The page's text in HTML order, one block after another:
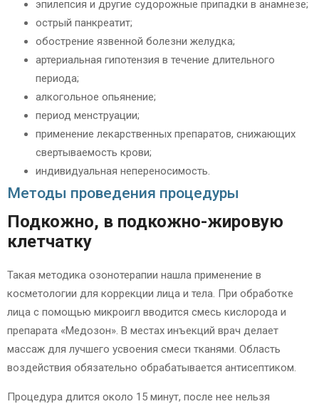
эпилепсия и другие судорожные припадки в анамнезе;
острый панкреатит;
обострение язвенной болезни желудка;
артериальная гипотензия в течение длительного
периода;
алкогольное опьянение;
период менструации;
применение лекарственных препаратов, снижающих
свертываемость крови;
индивидуальная непереносимость.
Методы проведения процедуры
Подкожно, в подкожно-жировую
клетчатку
Такая методика озонотерапии нашла применение в
косметологии для коррекции лица и тела. При обработке
лица с помощью микроигл вводится смесь кислорода и
препарата «Медозон». В местах инъекций врач делает
массаж для лучшего усвоения смеси тканями. Область
воздействия обязательно обрабатывается антисептиком.
Процедура длится около 15 минут, после нее нельзя